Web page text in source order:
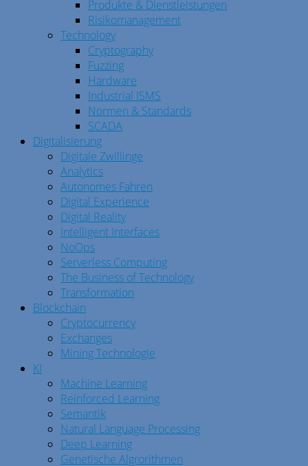
Produkte & Dienstleistungen
Risikomanagement
Technology
Cryptography
Fuzzing
Hardware
Industrial ISMS
Normen & Standards
SCADA
Digitalisierung
Digitale Zwillinge
Analytics
Autonomes Fahren
Digital Experience
Digital Reality
Intelligent Interfaces
NoOps
Serverless Computing
The Business of Technology
Transformation
Blockchain
Cryptocurrency
Exchanges
Mining Technologie
KI
Machine Learning
Reinforced Learning
Semantik
Natural Language Processing
Deep Learning
Genetische Algrorithmen